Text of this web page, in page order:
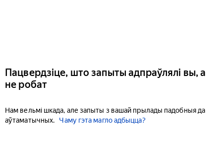
Пацвердзіце, што запыты адпраўлялі вы, а
не робат
Нам вельмі шкада, але запыты з вашай прылады падобныя да
аўтаматычных.
Чаму гэта магло адбыцца?